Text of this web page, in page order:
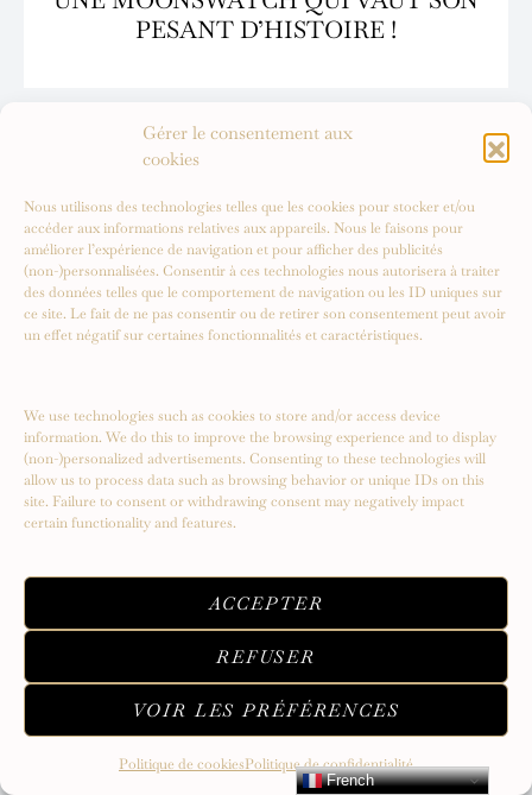
Gérer le consentement aux
cookies
Nous utilisons des technologies telles que les cookies pour stocker et/ou
accéder aux informations relatives aux appareils. Nous le faisons pour
améliorer l’expérience de navigation et pour afficher des publicités
(non-)personnalisées. Consentir à ces technologies nous autorisera à traiter
des données telles que le comportement de navigation ou les ID uniques sur
ce site. Le fait de ne pas consentir ou de retirer son consentement peut avoir
un effet négatif sur certaines fonctionnalités et caractéristiques.
We use technologies such as cookies to store and/or access device
information. We do this to improve the browsing experience and to display
(non-)personalized advertisements. Consenting to these technologies will
allow us to process data such as browsing behavior or unique IDs on this
site. Failure to consent or withdrawing consent may negatively impact
certain functionality and features.
ACCEPTER
REFUSER
VOIR LES PRÉFÉRENCES
Politique de cookiesPolitique de confidentialité
PESANT D’HISTOIRE !
nouveaux sommets
French